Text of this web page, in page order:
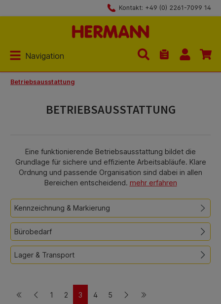
Kontakt: +49 (0) 2261-7099 14
Navigation
Du hast 0
Betriebsausstattung
BETRIEBSAUSSTATTUNG
Eine funktionierende Betriebsausstattung bildet die
Grundlage für sichere und effiziente Arbeitsabläufe. Klare
Ordnung und passende Organisation sind dabei in allen
Bereichen entscheidend. mehr erfahren
Kennzeichnung & Markierung
Bürobedarf
Lager & Transport
Seite
1
Seite
2
Seite
3
Seite
4
Seite
5